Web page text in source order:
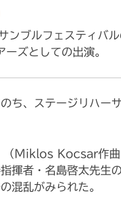
ンブルフェスティバ
ズとしての出演。
ち、ステージリハー
Miklos Kocsar作曲
者・名島啓太先生
混乱がみられた。